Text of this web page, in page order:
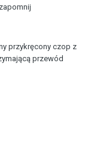
przykręcony czop z
przewód